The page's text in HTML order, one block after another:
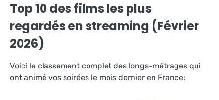
Top 10 des films les plus
regardés en streaming (Février
2026)
Voici le classement complet des longs-métrages qui
ont animé vos soirées le mois dernier en France: